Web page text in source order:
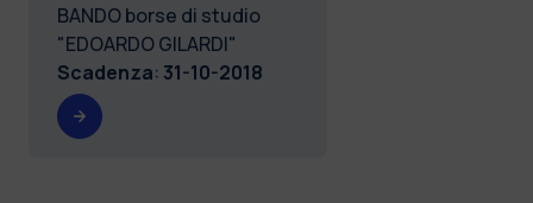
BANDO borse di studio
"EDOARDO GILARDI"
Scadenza: 31-10-2018